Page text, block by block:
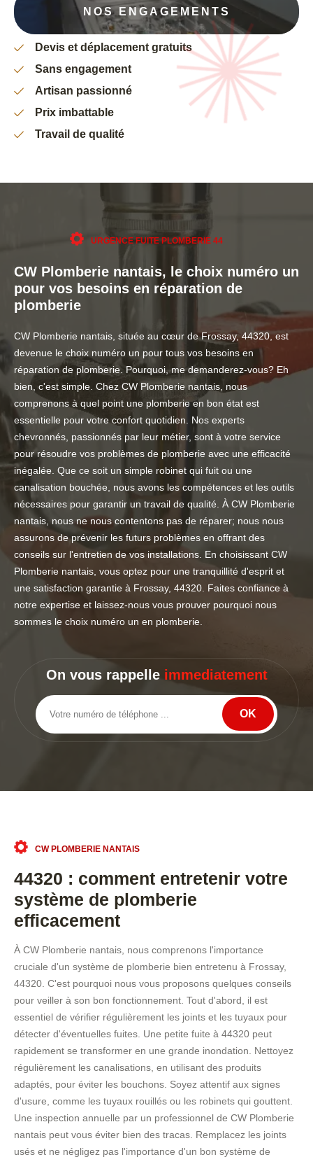
NOS ENGAGEMENTS
Devis et déplacement gratuits
Sans engagement
Artisan passionné
Prix imbattable
Travail de qualité
URGENCE FUITE PLOMBERIE 44
CW Plomberie nantais, le choix numéro un
pour vos besoins en réparation de
plomberie
CW Plomberie nantais, située au cœur de Frossay, 44320, est
devenue le choix numéro un pour tous vos besoins en
réparation de plomberie. Pourquoi, me demanderez-vous? Eh
bien, c'est simple. Chez CW Plomberie nantais, nous
comprenons à quel point une plomberie en bon état est
essentielle pour votre confort quotidien. Nos experts
chevronnés, passionnés par leur métier, sont à votre service
pour résoudre vos problèmes de plomberie avec une efficacité
inégalée. Que ce soit un simple robinet qui fuit ou une
canalisation bouchée, nous avons les compétences et les outils
nécessaires pour garantir un travail de qualité. À CW Plomberie
nantais, nous ne nous contentons pas de réparer; nous nous
assurons de prévenir les futurs problèmes en offrant des
conseils sur l'entretien de vos installations. En choisissant CW
Plomberie nantais, vous optez pour une tranquillité d'esprit et
une satisfaction garantie à Frossay, 44320. Faites confiance à
notre expertise et laissez-nous vous prouver pourquoi nous
sommes le choix numéro un en plomberie.
On vous rappelle immediatement
CW PLOMBERIE NANTAIS
44320 : comment entretenir votre
système de plomberie
efficacement
À CW Plomberie nantais, nous comprenons l'importance
cruciale d'un système de plomberie bien entretenu à Frossay,
44320. C'est pourquoi nous vous proposons quelques conseils
pour veiller à son bon fonctionnement. Tout d'abord, il est
essentiel de vérifier régulièrement les joints et les tuyaux pour
détecter d'éventuelles fuites. Une petite fuite à 44320 peut
rapidement se transformer en une grande inondation. Nettoyez
régulièrement les canalisations, en utilisant des produits
adaptés, pour éviter les bouchons. Soyez attentif aux signes
d'usure, comme les tuyaux rouillés ou les robinets qui gouttent.
Une inspection annuelle par un professionnel de CW Plomberie
nantais peut vous éviter bien des tracas. Remplacez les joints
usés et ne négligez pas l'importance d'un bon système de